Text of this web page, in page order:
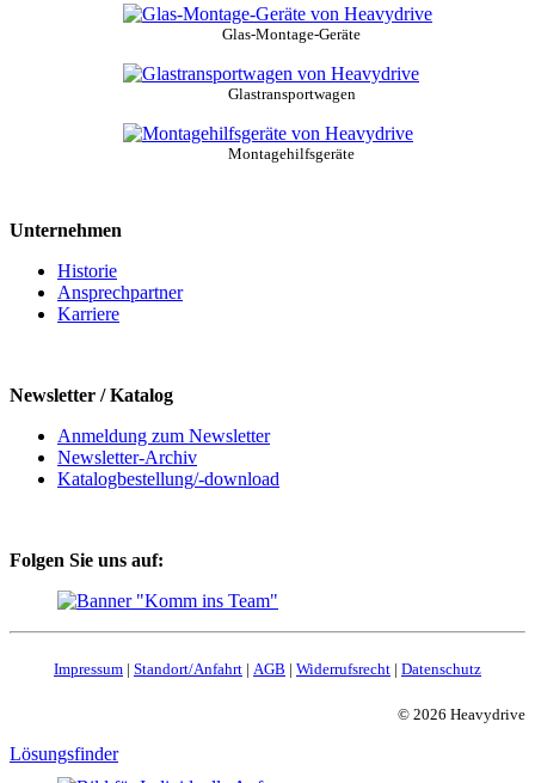
Glas-Montage-Geräte
Glastransportwagen
Montagehilfsgeräte
Unternehmen
Historie
Ansprechpartner
Karriere
Newsletter / Katalog
Anmeldung zum Newsletter
Newsletter-Archiv
Katalogbestellung/-download
Folgen Sie uns auf:
Impressum | Standort/Anfahrt | AGB | Widerrufsrecht | Datenschutz
© 2026 Heavydrive
Lösungsfinder